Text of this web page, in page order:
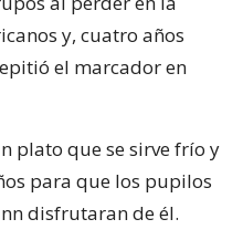
y, cuatro años
el marcador en
plato que se sirve frío y
para que los pupilos
disfrutaran de él.